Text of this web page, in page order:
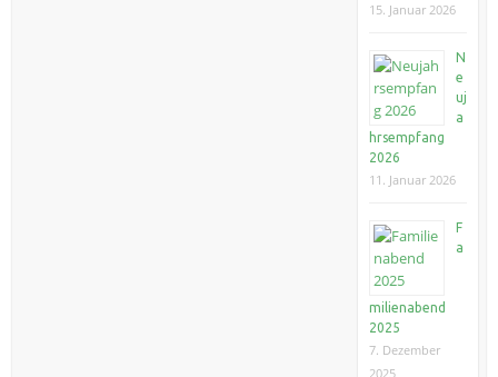
15. Januar 2026
N
e
uj
a
hrsempfang
2026
11. Januar 2026
F
a
milienabend
2025
7. Dezember
2025